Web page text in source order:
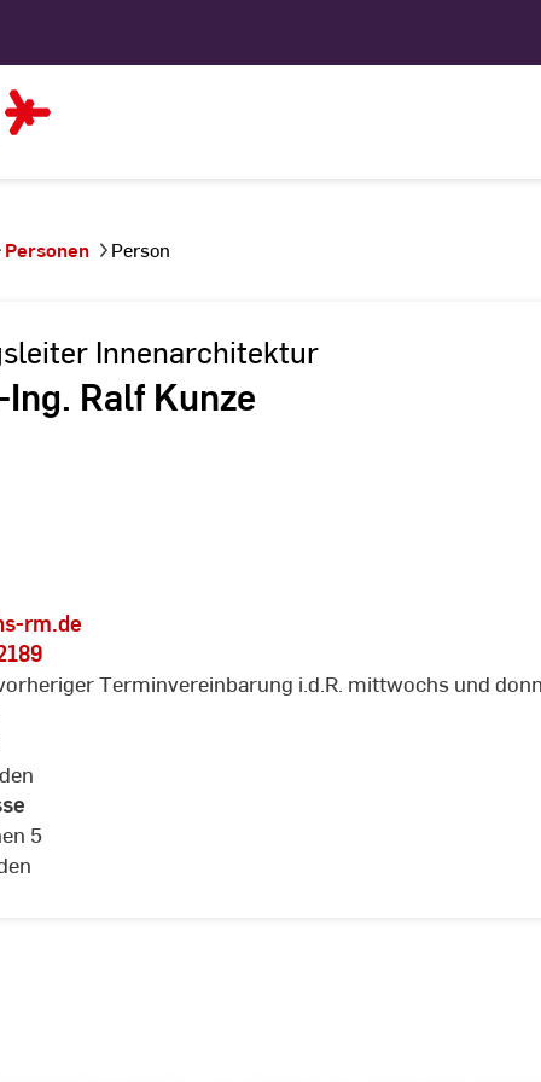
Personen Person
Innenarchitektur
Ralf Kunze
rm.de
Terminvereinbarung i.d.R. mittwochs und
5